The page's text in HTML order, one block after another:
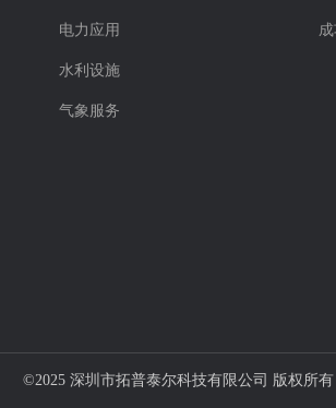
电力应用
水利设施
气象服务
©2025 深圳市拓普泰尔科技有限公司 版权所有